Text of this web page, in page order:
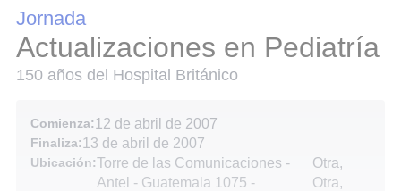
Jornada
Actualizaciones en Pediatría
150 años del Hospital Británico
Comienza:12 de abril de 2007
Finaliza: 13 de abril de 2007
Ubicación:Torre de las Comunicaciones -
Antel - Guatemala 1075 -
Otra,
Otra,